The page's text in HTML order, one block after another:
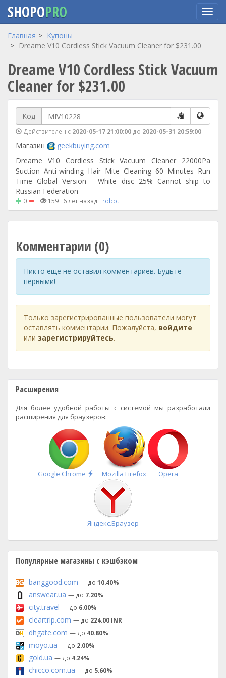
Перейти
содержанию
SHOPOPRO
Главная
Купоны
Dreame V10 Cordless Stick Vacuum Cleaner for $231.00
Dreame V10 Cordless Stick Vacuum
Cleaner for $231.00
Код
Действителен с 2020-05-17 21:00:00 до 2020-05-31 20:59:00
Магазин
geekbuying.com
Dreame V10 Cordless Stick Vacuum Cleaner 22000Pa
Suction Anti-winding Hair Mite Cleaning 60 Minutes Run
Time Global Version - White disc 25% Cannot ship to
Russian Federation
0 159 6 лет назад robot
Комментарии (0)
Никто ещё не оставил комментариев. Будьте
первыми!
Только зарегистрированные пользователи могут
оставлять комментарии. Пожалуйста, войдите
или зарегистрируйтесь.
Расширения
Для более удобной работы с системой мы разработали
расширения для браузеров:
Google Chrome
Быстрая
установка
Mozilla Firefox Opera
Яндекс.Браузер
Популярные магазины с кэшбэком
banggood.com — до 10.40%
answear.ua — до 7.20%
city.travel — до 6.00%
cleartrip.com — до 224.00 INR
dhgate.com — до 40.80%
moyo.ua — до 2.00%
gold.ua — до 4.24%
chicco.com.ua — до 5.60%